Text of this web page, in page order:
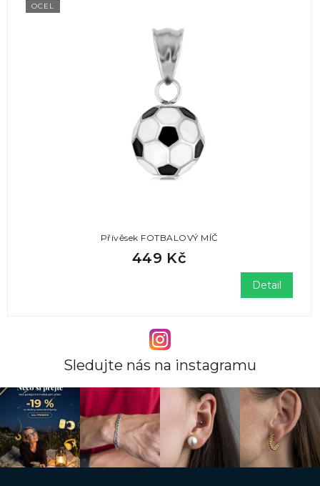
OCEL
Přívěsek FOTBALOVÝ MÍČ
449 Kč
Detail
Sledujte nás na instagramu